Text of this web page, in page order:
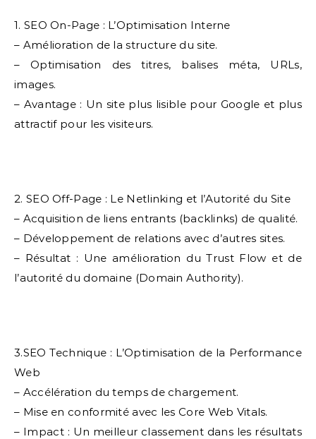
1. SEO On-Page : L’Optimisation Interne
– Amélioration de la structure du site.
– Optimisation des titres, balises méta, URLs,
images.
– Avantage : Un site plus lisible pour Google et plus
attractif pour les visiteurs.
2. SEO Off-Page : Le Netlinking et l’Autorité du Site
– Acquisition de liens entrants (backlinks) de qualité.
– Développement de relations avec d’autres sites.
– Résultat : Une amélioration du Trust Flow et de
l’autorité du domaine (Domain Authority).
3.SEO Technique : L’Optimisation de la Performance
Web
– Accélération du temps de chargement.
– Mise en conformité avec les Core Web Vitals.
– Impact : Un meilleur classement dans les résultats